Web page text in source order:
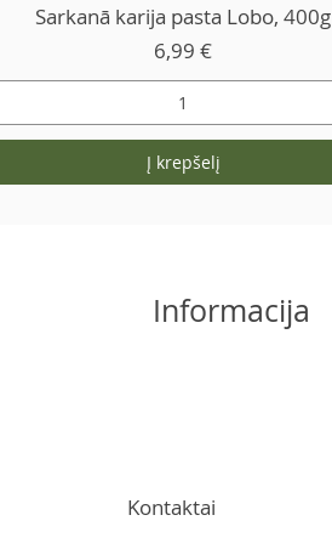
Sarkanā karija pasta Lobo, 400g
Kaina
6,99 €
Į krepšelį
Informacija
Kontaktai